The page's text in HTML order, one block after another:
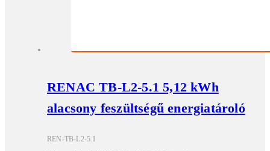
RENAC TB-L2-5.1 5,12 kWh
alacsony feszültségű energiatároló
REN-TB-L2-5.1